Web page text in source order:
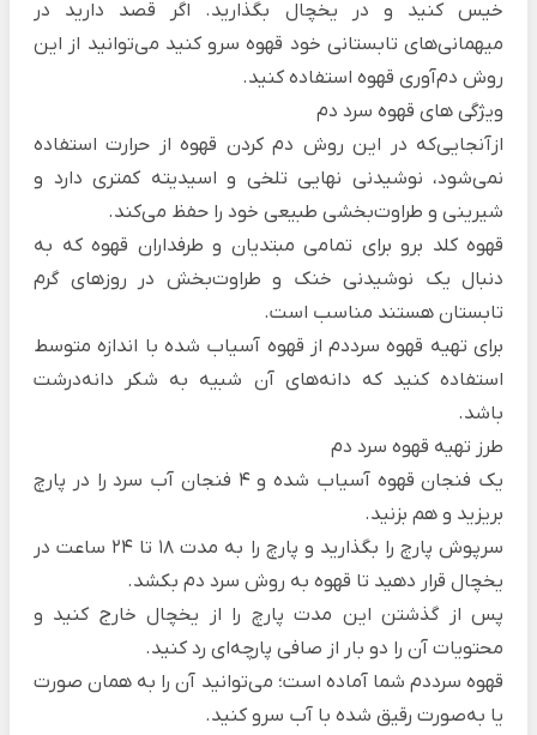
خیس کنید و در یخچال بگذارید. اگر قصد دارید در
میهمانی‌های تابستانی خود قهوه سرو کنید می‌توانید از این
روش دم‌آوری قهوه استفاده کنید.
ویژگی های قهوه سرد دم
ازآنجایی‌که در این روش دم کردن قهوه از حرارت استفاده
نمی‌شود، نوشیدنی نهایی تلخی و اسیدیته کمتری دارد و
شیرینی و طراوت‌بخشی طبیعی خود را حفظ می‌کند.
قهوه کلد برو برای تمامی مبتدیان و طرفداران قهوه که به
دنبال یک نوشیدنی خنک و طراوت‌بخش در روزهای گرم
تابستان هستند مناسب است.
برای تهیه قهوه سرددم از قهوه آسیاب شده با اندازه متوسط
استفاده کنید که دانه‌های آن شبیه به شکر دانه‌درشت
باشد.
طرز تهیه قهوه سرد دم
یک فنجان قهوه آسیاب شده و 4 فنجان آب سرد را در پارچ
بریزید و هم بزنید.
سرپوش پارچ را بگذارید و پارچ را به مدت 18 تا 24 ساعت در
یخچال قرار دهید تا قهوه به روش سرد دم بکشد.
پس از گذشتن این مدت پارچ را از یخچال خارج کنید و
محتویات آن را دو بار از صافی پارچه‌ای رد کنید.
قهوه سرددم شما آماده است؛ می‌توانید آن را به همان صورت
یا به‌صورت رقیق شده با آب سرو کنید.